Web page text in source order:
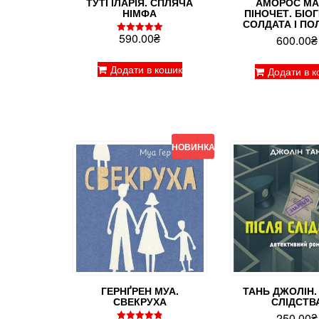
НІМФА
Оцінено в
590.00₴
Додати в кошик
ПІНОЧЕТ.
СОЛДАТА І
600.00₴
Додати в
НОВИНКА!
ГЕРНҐРЕН МУА.
СВЕКРУХА
ТАНЬ ДЖОЛІН.